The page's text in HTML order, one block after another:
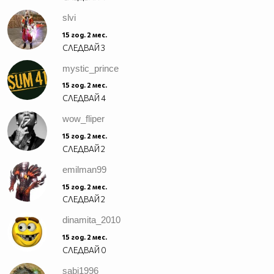
slvi
15 год. 2 мес.
СЛЕДВАЙ3
mystic_prince
15 год. 2 мес.
СЛЕДВАЙ4
wow_fliper
15 год. 2 мес.
СЛЕДВАЙ2
emilman99
15 год. 2 мес.
СЛЕДВАЙ2
dinamita_2010
15 год. 2 мес.
СЛЕДВАЙ 0
sabi1996